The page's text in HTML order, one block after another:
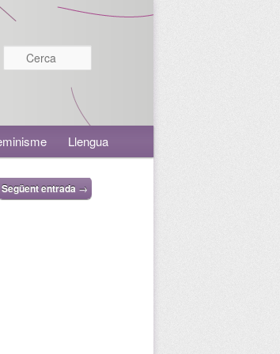
Llengua
Següent entrada →